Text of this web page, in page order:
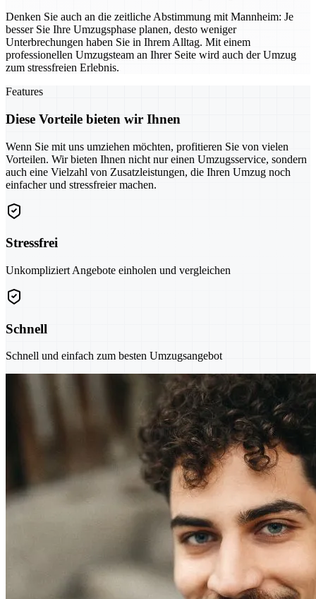
Denken Sie auch an die zeitliche Abstimmung mit Mannheim: Je
besser Sie Ihre Umzugsphase planen, desto weniger
Unterbrechungen haben Sie in Ihrem Alltag. Mit einem
professionellen Umzugsteam an Ihrer Seite wird auch der Umzug
zum stressfreien Erlebnis.
Features
Diese Vorteile bieten wir Ihnen
Wenn Sie mit uns umziehen möchten, profitieren Sie von vielen
Vorteilen. Wir bieten Ihnen nicht nur einen Umzugsservice, sondern
auch eine Vielzahl von Zusatzleistungen, die Ihren Umzug noch
einfacher und stressfreier machen.
Stressfrei
Unkompliziert Angebote einholen und vergleichen
Schnell
Schnell und einfach zum besten Umzugsangebot